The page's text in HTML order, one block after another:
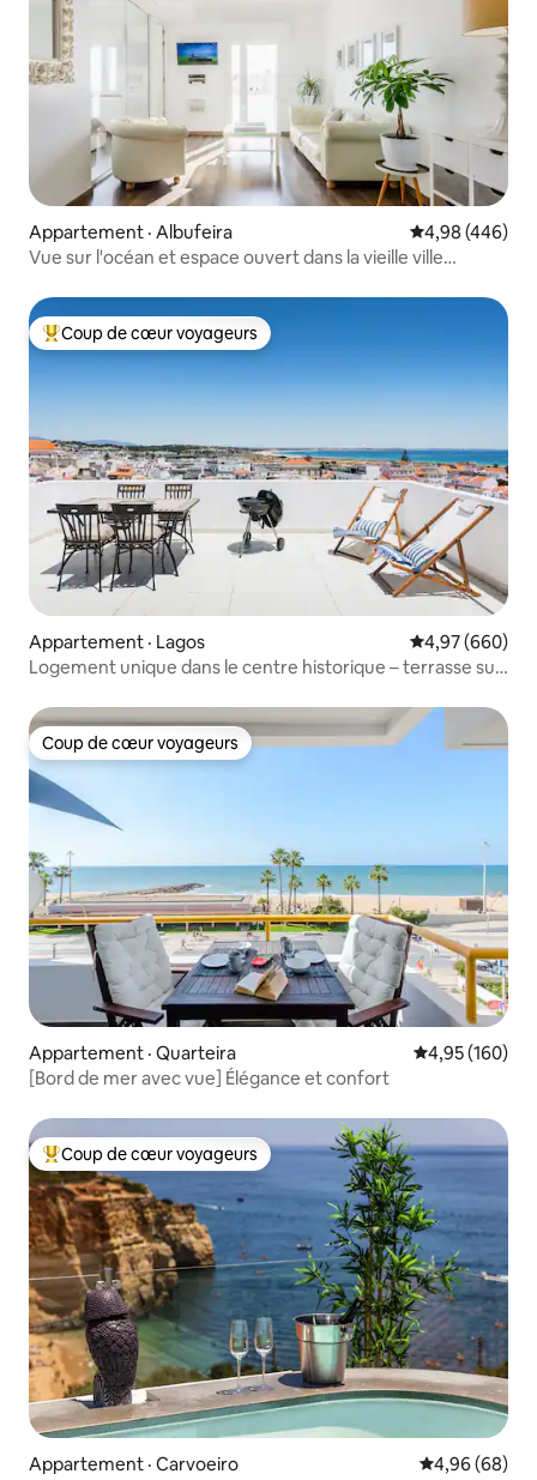
Appartement · Albufeira Note
4,98 (446)
Vue sur l'océan et espace ouvert dans la vieille ville
Coup de cœur voyageurs parmi les plus aimés
Coup de cœur voyageurs
Appartement · Lagos Note
4,97 (660)
Logement unique dans le centre historique – terrasse sur
Coup de cœur voyageurs
Coup de cœur voyageurs
Appartement · Quarteira Note
4,95 (160)
[Bord de mer avec vue] Élégance et confort
Coup de cœur voyageurs parmi les plus aimés
Coup de cœur voyageurs
Appartement · Carvoeiro Note
4,96 (68)